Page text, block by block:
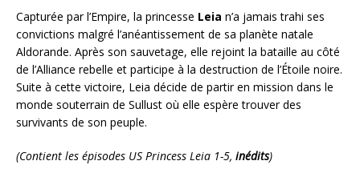
Capturée par l’Empire, la princesse Leia n’a jamais trahi ses
convictions malgré l’anéantissement de sa planète natale
Aldorande. Après son sauvetage, elle rejoint la bataille au côté
de l’Alliance rebelle et participe à la destruction de l’Étoile noire.
Suite à cette victoire, Leia décide de partir en mission dans le
monde souterrain de Sullust où elle espère trouver des
survivants de son peuple.
(Contient les épisodes US Princess Leia 1-5, inédits)